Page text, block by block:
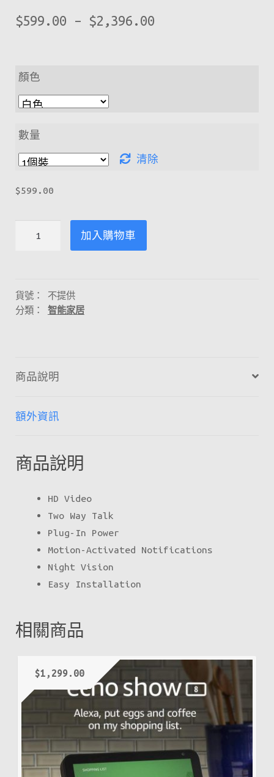
$599.00 – $2,396.00
顏色
數量
清除
$599.00
數
量
加入購物車
貨號： 不提供
分類： 智能家居
商品說明
額外資訊
商品說明
HD Video
Two Way Talk
Plug-In Power
Motion-Activated Notifications
Night Vision
Easy Installation
相關商品
$1,299.00